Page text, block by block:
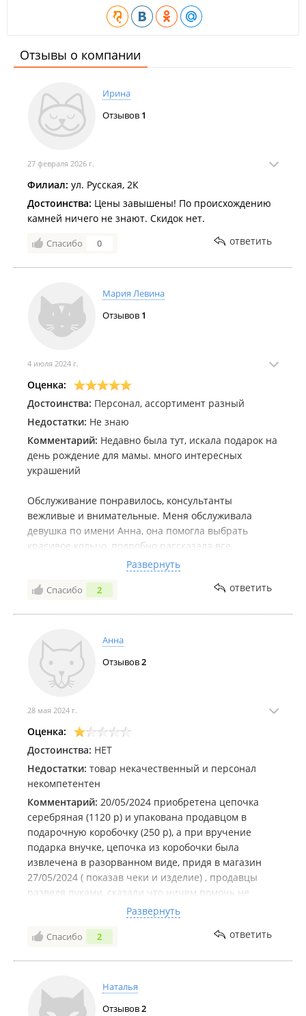
Отзывы о компании
Ирина
Отзывов 1
27 февраля 2026 г.
Филиал: ул. Русская, 2К
Достоинства: Цены завышены! По происхождению
камней ничего не знают. Скидок нет.
Спасибо 0 ответить
Мария Левина
Отзывов 1
4 июля 2024 г.
Оценка:
Достоинства: Персонал, ассортимент разный
Недостатки: Не знаю
Комментарий: Недавно была тут, искала подарок на
день рождение для мамы. много интересных
украшений
Обслуживание понравилось, консультанты
вежливые и внимательные. Меня обслуживала
девушка по имени Анна, она помогла выбрать
красивое кольцо, подробно рассказала все,
показала. Собственно, из-за нее отзыв и пишу! .
качество на высоте. В итоге мама осталась
довольна подарком, и я тоже. Рекомендую
Развернуть
Спасибо 2 ответить
Анна
Отзывов2
28 мая 2024 г.
Оценка:
Достоинства: НЕТ
Недостатки: товар некачественный и персонал
некомпетентен
Комментарий: 20/05/2024 приобретена цепочка
серебряная (1120 р) и упакована продавцом в
подарочную коробочку (250 р), а при вручение
подарка внучке, цепочка из коробочки была
извлечена в разорванном виде, придя в магазин
27/05/2024 ( показав чеки и изделие) , продавцы
разведя руками, сказали что ничем помочь не
могут. Отправив меня в ювелирную мастерскую
чинить изделие (400 р), за свой счет. После осмотра
цепочки ювелиром, было сделано заключение, что
-БРАК!!! на ,что мне нагло глядя в глаза , сказали
НИЧЕМ ПОМОЧЬ НЕ МОГУТ!!!
Производственный брак — это продукция,
Развернуть
Спасибо 2 ответить
Наталья
Отзывов2